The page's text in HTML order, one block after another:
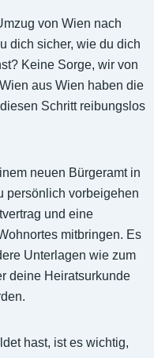
von Wien nach
dich sicher, wie du dich
Keine Sorge, wir von
aus Wien haben die
Schritt reibungslos
neuen Bürgeramt in
persönlich vorbeigehen
und eine
mitbringen. Es
Unterlagen wie zum
deine Heiratsurkunde
hast, ist es wichtig,